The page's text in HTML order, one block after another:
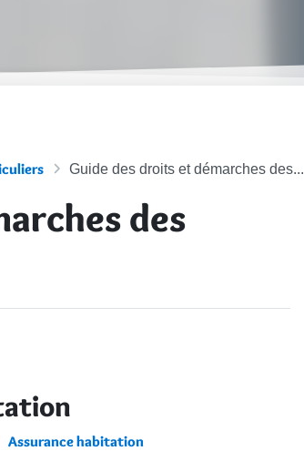
Guide des droits et démarches des...
des
Assurance habitation